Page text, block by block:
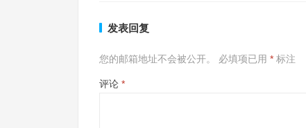
发表回复
您的邮箱地址不会被公开。 必填项已用 * 标注
评论 *